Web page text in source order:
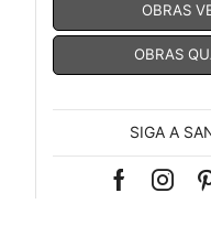
OBRAS
OBRAS
SIGA A
Facebook